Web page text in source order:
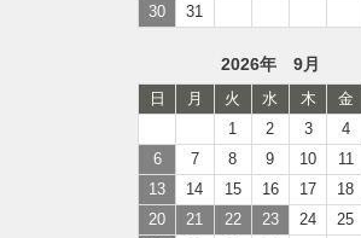
30
31
2026年 9月
日 月 火 水 木 金
1
2 3 4
6
7 8 9 10 11
13
14 15 16 17 18
20
21 22 23 24 25